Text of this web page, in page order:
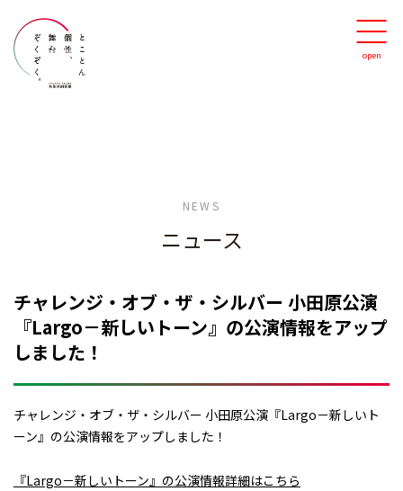
NEWS
ニュース
チャレンジ・オブ・ザ・シルバー 小田原公演
『Largo－新しいトーン』の公演情報をアップ
しました！
チャレンジ・オブ・ザ・シルバー 小田原公演『Largo－新しいト
ーン』の公演情報をアップしました！
『Largo－新しいトーン』の公演情報詳細はこちら